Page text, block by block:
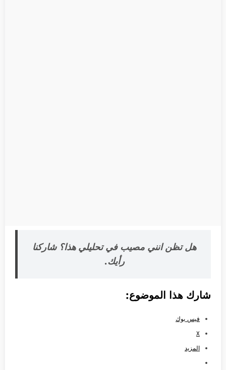
هل تظن انني مصيب في تحليلي هذا؟ شاركنا
رأيك.
شارك هذا الموضوع:
فيس بوك
X
المزيد